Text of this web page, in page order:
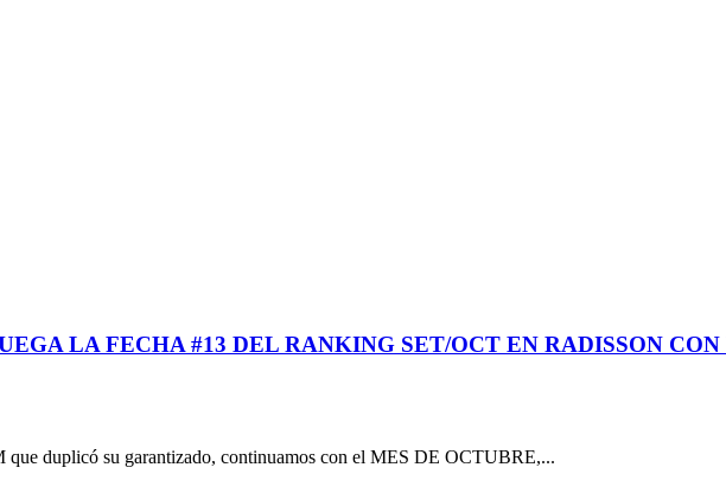
LA FECHA #13 DEL RANKING SET/OCT EN RADISSON CON
duplicó su garantizado, continuamos con el MES DE OCTUBRE,...